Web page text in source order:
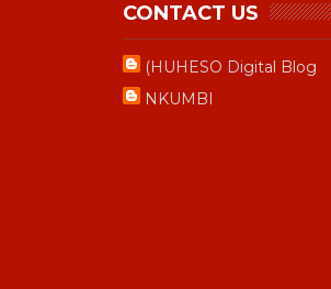
CONTACT US
(HUHESO Digital Blog
NKUMBI